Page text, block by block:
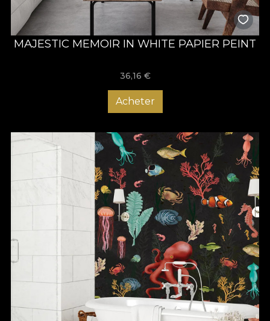
MAJESTIC MEMOIR IN WHITE PAPIER PEINT
36,16 €
Acheter